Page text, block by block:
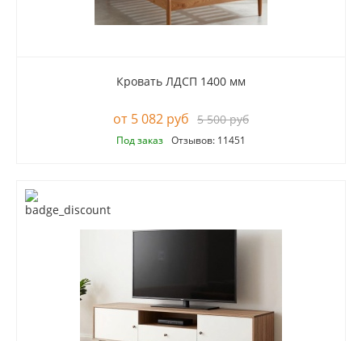
Кровать ЛДСП 1400 мм
5 082 руб 5 500 руб
Под заказ Отзывов: 11451